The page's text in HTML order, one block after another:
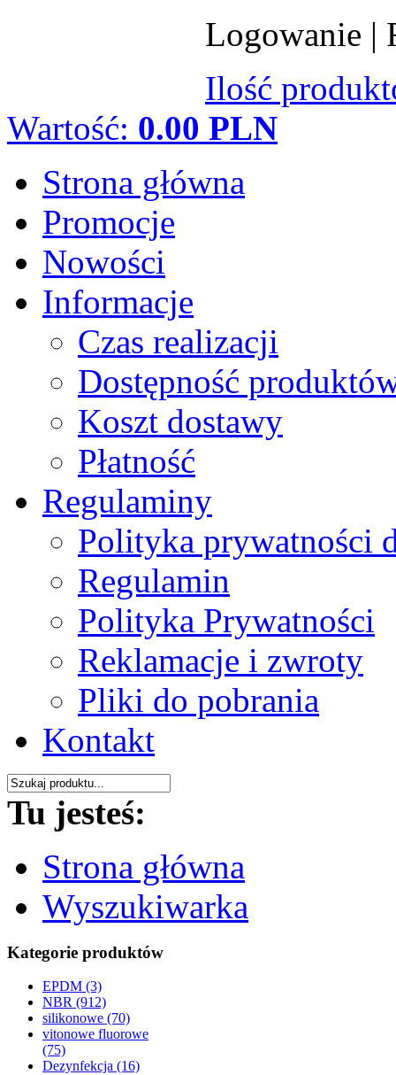
Logowanie |
Ilość
Wartość: 0.00 PLN
Strona główna
Promocje
Nowości
Informacje
Czas realizacji
Dostępność
Koszt dostawy
Płatność
Regulaminy
Polityka prywatności
Regulamin
Polityka Prywatności
Reklamacje i zwroty
Pliki do pobrania
Kontakt
Tu jesteś:
Strona główna
Wyszukiwarka
Kategorie produktów
EPDM (3)
NBR (912)
silikonowe (70)
vitonowe fluorowe
(75)
Dezynfekcja (16)